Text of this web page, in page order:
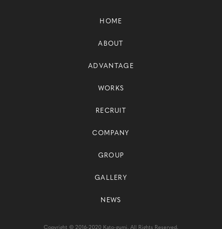
HOME
ABOUT
ADVANTAGE
WORKS
RECRUIT
COMPANY
GROUP
GALLERY
NEWS
Copyright © 2016-2020 Kato-gumi. All Rights Reserved.